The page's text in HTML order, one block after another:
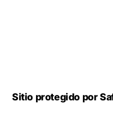
Sitio protegido por